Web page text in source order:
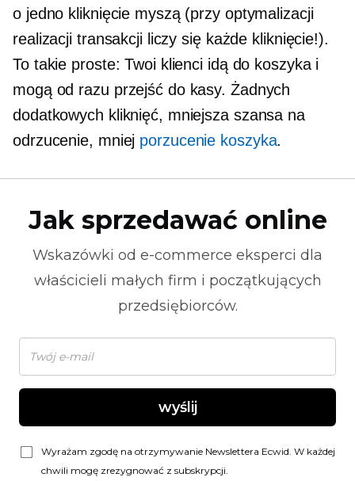
o jedno kliknięcie myszą (przy optymalizacji
realizacji transakcji liczy się każde kliknięcie!).
To takie proste: Twoi klienci idą do koszyka i
mogą od razu przejść do kasy. Żadnych
dodatkowych kliknięć, mniejsza szansa na
odrzucenie, mniej porzucenie koszyka.
Jak sprzedawać online
Wskazówki od e-commerce eksperci dla
właścicieli małych firm i początkujących
przedsiębiorców.
wyślij
Wyrażam zgodę na otrzymywanie Newslettera Ecwid. W każdej
chwili mogę zrezygnować z subskrypcji.